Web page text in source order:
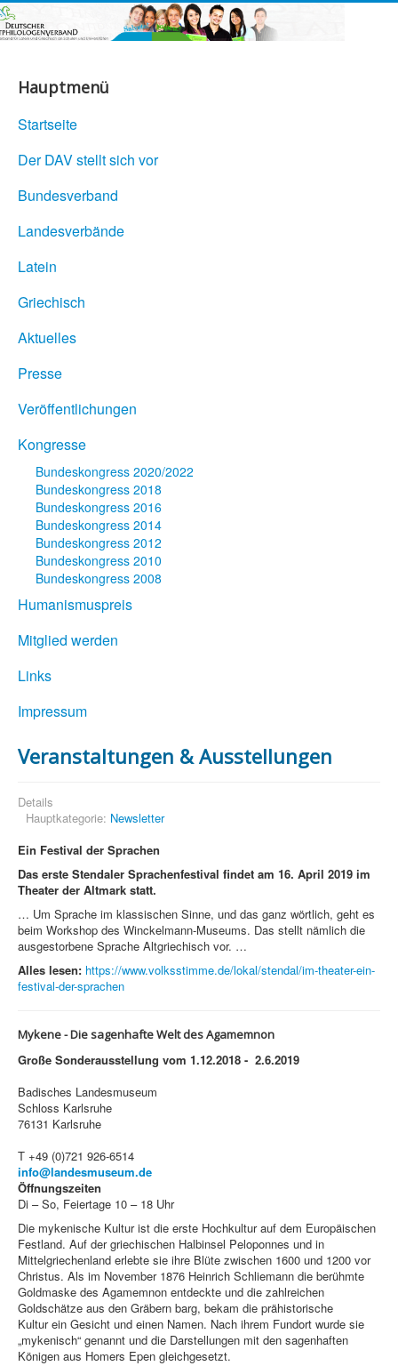
Hauptmenü
Startseite
Der DAV stellt sich vor
Bundesverband
Landesverbände
Latein
Griechisch
Aktuelles
Presse
Veröffentlichungen
Kongresse
Bundeskongress 2020/2022
Bundeskongress 2018
Bundeskongress 2016
Bundeskongress 2014
Bundeskongress 2012
Bundeskongress 2010
Bundeskongress 2008
Humanismuspreis
Mitglied werden
Links
Impressum
Veranstaltungen & Ausstellungen
Details
Hauptkategorie: Newsletter
Ein Festival der Sprachen
Das erste Stendaler Sprachenfestival findet am 16. April 2019 im
Theater der Altmark statt.
… Um Sprache im klassischen Sinne, und das ganz wörtlich, geht es
beim Workshop des Winckelmann-Museums. Das stellt nämlich die
ausgestorbene Sprache Altgriechisch vor. …
Alles lesen: https://www.volksstimme.de/lokal/stendal/im-theater-ein-
festival-der-sprachen
Mykene -Die sagenhafte Welt des Agamemnon
Große Sonderausstellung vom 1.12.2018 - 2.6.2019
Badisches Landesmuseum
Schloss Karlsruhe
76131 Karlsruhe
T +49 (0)721 926-6514
info@landesmuseum.de
Öffnungszeiten
Di – So, Feiertage 10 – 18 Uhr
Die mykenische Kultur ist die erste Hochkultur auf dem Europäischen
Festland. Auf der griechischen Halbinsel Peloponnes und in
Mittelgriechenland erlebte sie ihre Blüte zwischen 1600 und 1200 vor
Christus. Als im November 1876 Heinrich Schliemann die berühmte
Goldmaske des Agamemnon entdeckte und die zahlreichen
Goldschätze aus den Gräbern barg, bekam die prähistorische
Kultur ein Gesicht und einen Namen. Nach ihrem Fundort wurde sie
„mykenisch“ genannt und die Darstellungen mit den sagenhaften
Königen aus Homers Epen gleichgesetzt.